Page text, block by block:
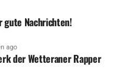
gute Nachrichten!
ago
der Wetteraner Rapper